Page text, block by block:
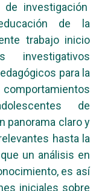
investigación
de la
trabajo inicio
investigativos
para la
de
panorama claro y
hasta la
un análisis en
es así
iniciales sobre